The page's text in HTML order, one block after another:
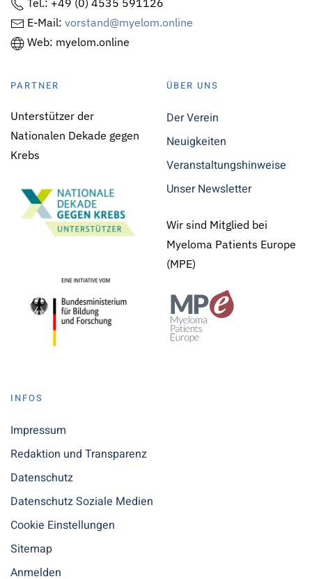
Tel.: +49 (0) 4535 591126
E-Mail: vorstand@myelom.online
Web: myelom.online
PARTNER
Unterstützer der
Nationalen Dekade gegen
Krebs
ÜBER UNS
Der Verein
Neuigkeiten
Veranstaltungshinweise
Unser Newsletter
Wir sind Mitglied bei
Myeloma Patients Europe
(MPE)
INFOS
Impressum
Redaktion und Transparenz
Datenschutz
Datenschutz Soziale Medien
Cookie Einstellungen
Sitemap
Anmelden